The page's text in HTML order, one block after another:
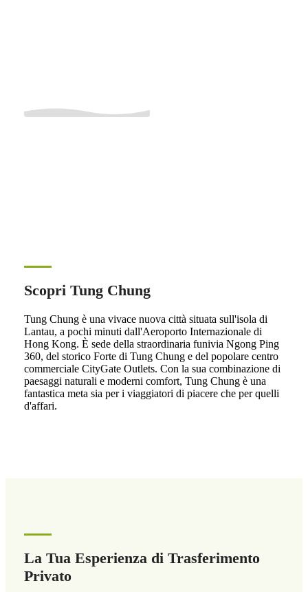
Scopri Tung Chung
Tung Chung è una vivace nuova città situata sull'isola di
Lantau, a pochi minuti dall'Aeroporto Internazionale di
Hong Kong. È sede della straordinaria funivia Ngong Ping
360, del storico Forte di Tung Chung e del popolare centro
commerciale CityGate Outlets. Con la sua combinazione di
paesaggi naturali e moderni comfort, Tung Chung è una
fantastica meta sia per i viaggiatori di piacere che per quelli
d'affari.
La Tua Esperienza di Trasferimento
Privato